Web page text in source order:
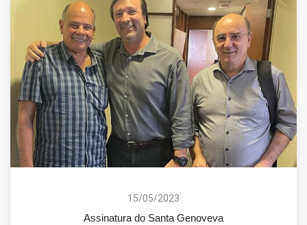
15/05/2023
Assinatura do Santa Genoveva